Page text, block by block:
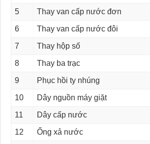
5 Thay van cấp nước đơn
6 Thay van cấp nước đôi
7 Thay hộp số
8 Thay ba trạc
9 Phục hồi ty nhúng
10 Dây nguồn máy giặt
11 Dây cấp nước
12 Ống xả nước